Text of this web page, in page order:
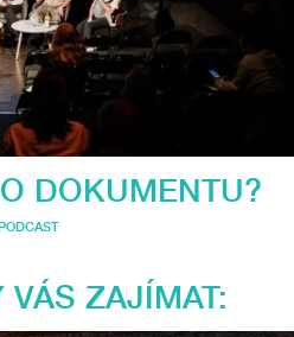
DOKUMENTU?
ZAJÍMAT: